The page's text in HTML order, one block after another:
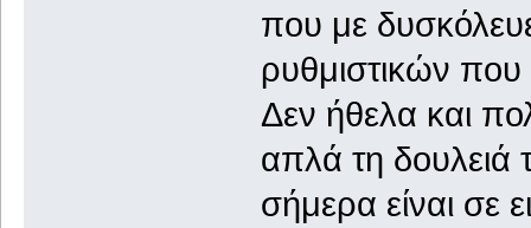
που με
ρυθμιστικών που
Δεν ήθελα και
απλά τη δουλειά
σήμερα είναι σε